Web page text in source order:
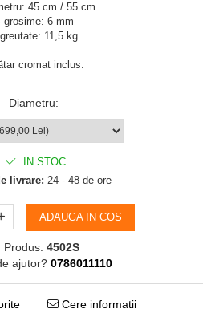
45 cm / 55 cm
grosime: 6 mm
11,5 kg
cromat inclus.
Diametru:
IN STOC
livrare: 24 - 48 de ore
ADAUGA IN COS
Produs: 4502S
ajutor? 0786011110
Cere informatii